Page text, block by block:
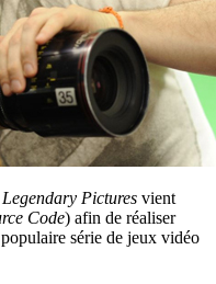
Legendary Pictures vient
Code) afin de réaliser
série de jeux vidéo